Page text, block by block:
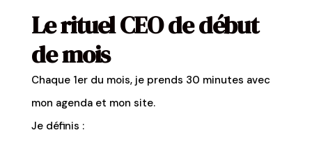
Le rituel CEO de début
de mois
Chaque 1er du mois, je prends 30 minutes avec
mon agenda et mon site.
Je définis :